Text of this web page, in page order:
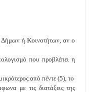
Δήμων ή Κοινοτήτων, αν ο
που προβλέπει η
από πέντε (5), το
με τις διατάξεις της